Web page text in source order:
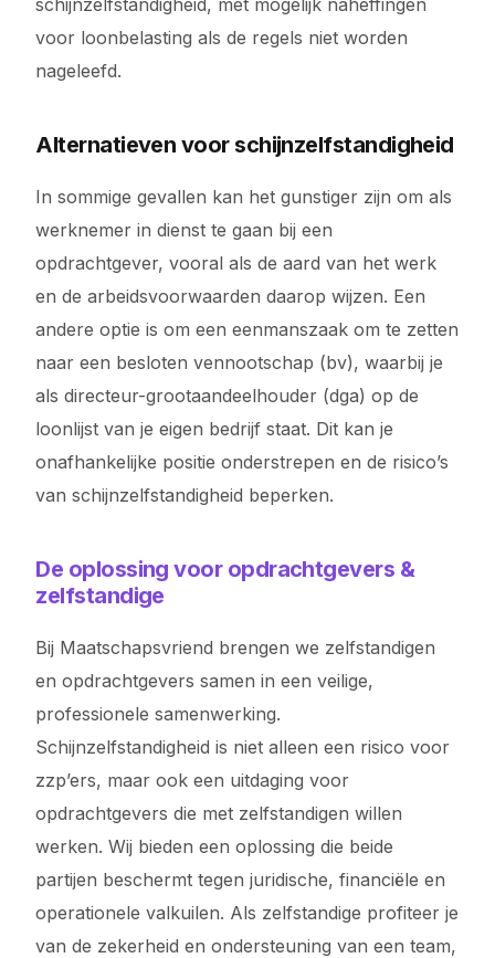
schijnzelfstandigheid, met mogelijk naheffingen
voor loonbelasting als de regels niet worden
nageleefd.
Alternatieven voor schijnzelfstandigheid
In sommige gevallen kan het gunstiger zijn om als
werknemer in dienst te gaan bij een
opdrachtgever, vooral als de aard van het werk
en de arbeidsvoorwaarden daarop wijzen. Een
andere optie is om een eenmanszaak om te zetten
naar een besloten vennootschap (bv), waarbij je
als directeur-grootaandeelhouder (dga) op de
loonlijst van je eigen bedrijf staat. Dit kan je
onafhankelijke positie onderstrepen en de risico’s
van schijnzelfstandigheid beperken.
De oplossing voor opdrachtgevers &
zelfstandige
Bij Maatschapsvriend brengen we zelfstandigen
en opdrachtgevers samen in een veilige,
professionele samenwerking.
Schijnzelfstandigheid is niet alleen een risico voor
zzp’ers, maar ook een uitdaging voor
opdrachtgevers die met zelfstandigen willen
werken. Wij bieden een oplossing die beide
partijen beschermt tegen juridische, financiële en
operationele valkuilen. Als zelfstandige profiteer je
van de zekerheid en ondersteuning van een team,